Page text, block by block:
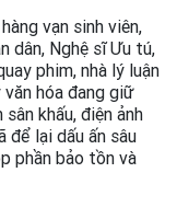
vạn sinh viên,
dân, Nghệ sĩ Ưu tú,
phim, nhà lý luận
văn hóa đang giữ
khấu, điện ảnh
để lại dấu ấn sâu
phần bảo tồn và